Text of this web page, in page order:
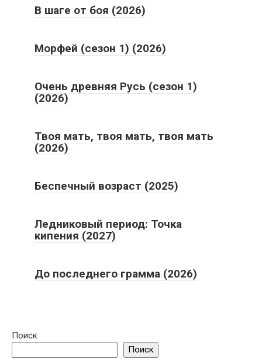
В шаге от боя (2026)
Морфей (сезон 1) (2026)
Очень древняя Русь (сезон 1)
(2026)
Твоя мать, твоя мать, твоя мать
(2026)
Беспечный возраст (2025)
Ледниковый период: Точка
кипения (2027)
До последнего грамма (2026)
Поиск
Поиск